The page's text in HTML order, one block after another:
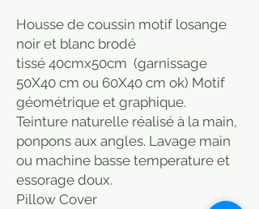
Housse de coussin motif losange
noir et blanc brodé
tissé 40cmx50cm (garnissage
50X40 cm ou 60X40 cm ok) Motif
géométrique et graphique.
Teinture naturelle réalisé à la main,
ponpons aux angles. Lavage main
ou machine basse temperature et
essorage doux.
Pillow Cover